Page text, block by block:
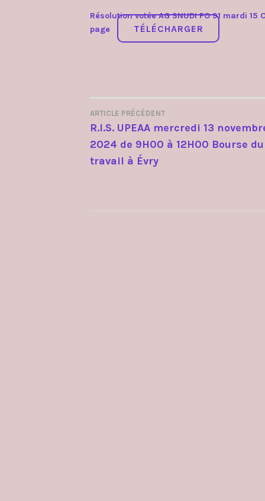
Résolution votée AG SNUDI FO 91 mardi 15
page
TÉLÉCHARGER
NAVIGATION
DE
ARTICLE PRÉCÉDENT
R.I.S. UPEAA mercredi 13
2024 de 9H00 à 12H00 Bourse du
travail à Évry